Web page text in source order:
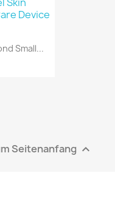
Small...
Seitenanfang 